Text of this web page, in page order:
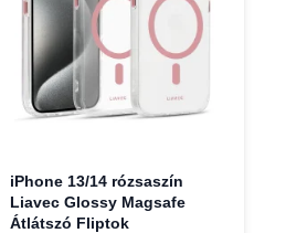
iPhone 13/14 rózsaszín
Liavec Glossy Magsafe
Átlátszó Fliptok